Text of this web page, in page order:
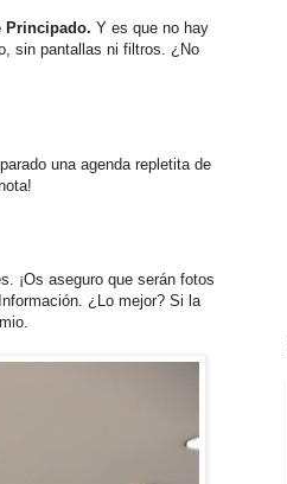
Principado. Y es que no hay
sin pantallas ni filtros. ¿No
una agenda repletita de
¡Os aseguro que serán fotos
¿Lo mejor? Si la